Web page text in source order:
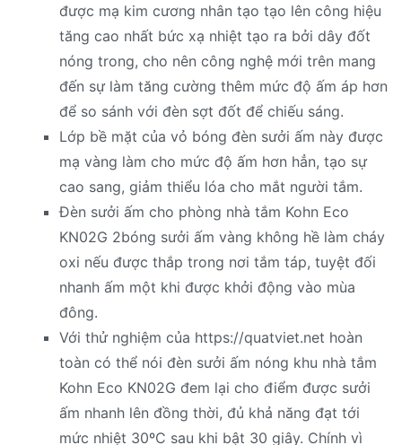
được mạ kim cương nhân tạo tạo lên công hiệu
tăng cao nhất bức xạ nhiệt tạo ra bởi dây đốt
nóng trong, cho nên công nghệ mới trên mang
đến sự làm tăng cường thêm mức độ ấm áp hơn
để so sánh với đèn sợt đốt để chiếu sáng.
Lớp bề mặt của vỏ bóng đèn sưởi ấm này được
mạ vàng làm cho mức độ ấm hơn hẳn, tạo sự
cao sang, giảm thiểu lóa cho mắt người tắm.
Đèn sưởi ấm cho phòng nhà tắm Kohn Eco
KN02G 2bóng sưởi ấm vàng không hề làm cháy
oxi nếu được thắp trong nơi tắm táp, tuyệt đối
nhanh ấm một khi được khởi động vào mùa
đông.
Với thử nghiệm của https://quatviet.net hoàn
toàn có thể nói đèn sưởi ấm nóng khu nhà tắm
Kohn Eco KN02G đem lại cho điểm được sưởi
ấm nhanh lên đồng thời, đủ khả năng đạt tới
mức nhiệt 30ºC sau khi bật 30 giây. Chính vì